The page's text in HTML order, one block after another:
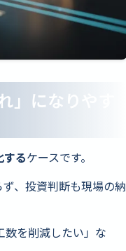
になりやす
するケースです。
、投資判断も現場の納
数を削減したい」な